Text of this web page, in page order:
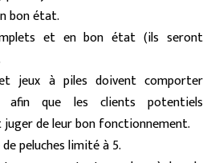
bon état.
et en bon état (ils seront
jeux à piles doivent comporter
afin que les clients potentiels
juger de leur bon fonctionnement.
peluches limité à 5.